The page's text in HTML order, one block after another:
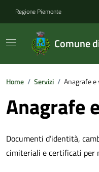
Regione Piemonte
Comune
Home / Servizi / Anagrafe
Anagrafe
Documenti d’identità,
cimiteriali e certificati per